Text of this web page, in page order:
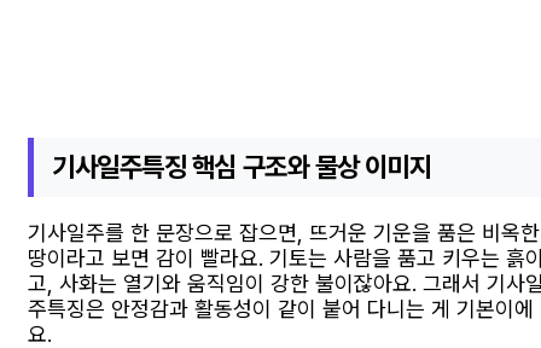
기사일주특징 핵심 구조와 물상 이미지
기사일주를 한 문장으로 잡으면, 뜨거운 기운을 품은 비옥한
땅이라고 보면 감이 빨라요. 기토는 사람을 품고 키우는 흙
고, 사화는 열기와 움직임이 강한 불이잖아요. 그래서 기사
주특징은 안정감과 활동성이 같이 붙어 다니는 게 기본이에
요.